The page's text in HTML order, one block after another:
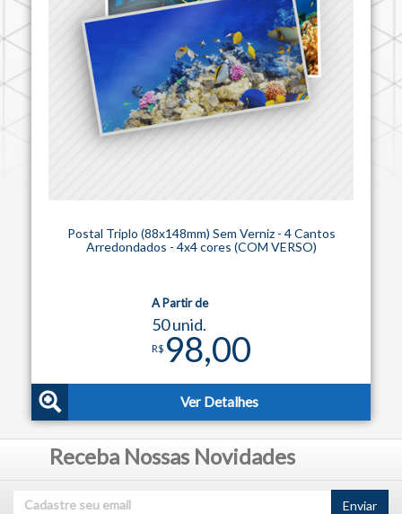
Postal Triplo (88x148mm) Sem Verniz - 4 Cantos
Arredondados - 4x4 cores (COM VERSO)
A Partir de
50 unid.
R$ 98,00
Ver Detalhes
Receba Nossas Novidades
Enviar